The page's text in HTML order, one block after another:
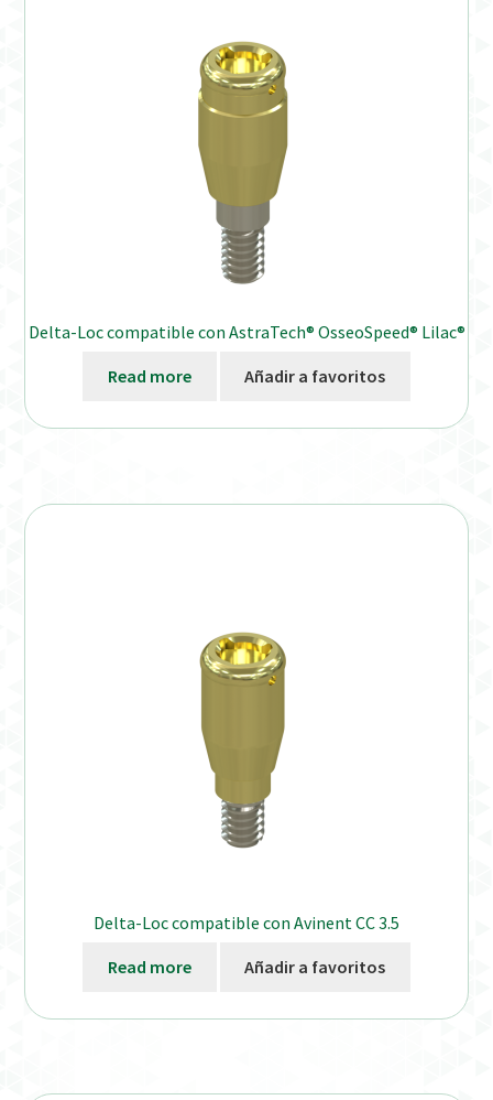
Delta-Loc compatible con AstraTech® OsseoSpeed® Lilac®
Read more Añadir a favoritos
Delta-Loc compatible con Avinent CC 3.5
Read more Añadir a favoritos